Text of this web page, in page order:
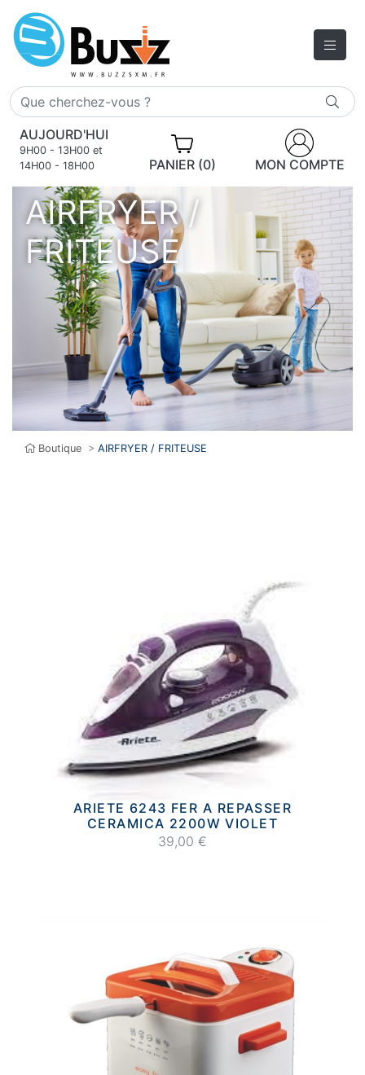
AUJOURD'HUI
9H00 - 13H00 et
14H00 - 18H00
PANIER (0) MON COMPTE
AIRFRYER /
FRITEUSE
Boutique > AIRFRYER / FRITEUSE
ARIETE 6243 FER A REPASSER
CERAMICA 2200W VIOLET
39,00 €